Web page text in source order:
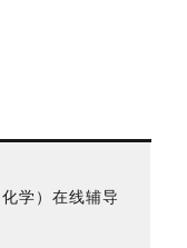
学）在线辅导